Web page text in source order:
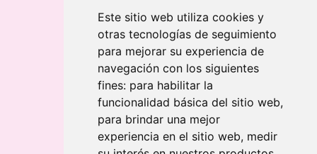
Este sitio web utiliza cookies y
otras tecnologías de seguimiento
para mejorar su experiencia de
navegación con los siguientes
fines: para habilitar la
funcionalidad básica del sitio web,
para brindar una mejor
experiencia en el sitio web, medir
PLV y ROLL UP
Roll-ups publicitarios
Roll-ups de mesa
NUEVO
Display carta menú Mejor precio
Cubos impresos personalizables
Tótem publicitario de cubos apilados
Tótem publicitario triangular apilado